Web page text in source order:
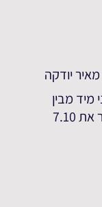
מאיר יודקה
מבין
שזה מחבלים" - מאיר יודקה מתאר את 7.10